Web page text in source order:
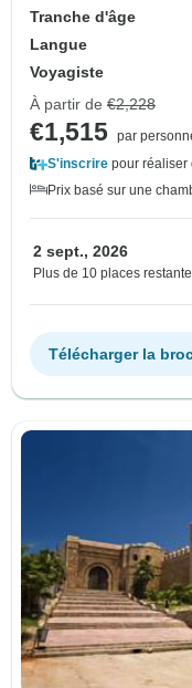
Tranche d'âge
Langue
Voyagiste
À partir de €2,228
€1,515 par
S'inscrire pour réaliser
Prix basé sur une
2 sept., 2026
Plus de 10 places
Télécharger la